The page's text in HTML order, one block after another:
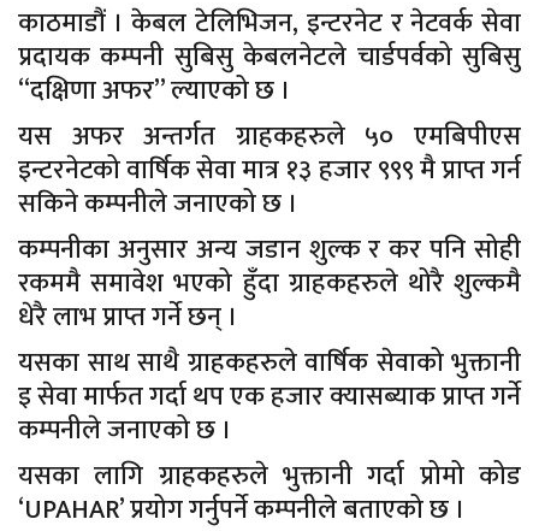
काठमाडौं । केबल टेलिभिजन, इन्टरनेट र नेटवर्क सेवा
प्रदायक कम्पनी सुबिसु केबलनेटले चार्डपर्वको सुबिसु
“दक्षिणा अफर” ल्याएको छ ।
यस अफर अन्तर्गत ग्राहकहरुले ५० एमबिपीएस
इन्टरनेटको वार्षिक सेवा मात्र १३ हजार ९९९ मै प्राप्त गर्न
सकिने कम्पनीले जनाएको छ ।
कम्पनीका अनुसार अन्य जडान शुल्क र कर पनि सोही
रकममै समावेश भएको हुँदा ग्राहकहरुले थोरै शुल्कमै
धेरै लाभ प्राप्त गर्ने छन् ।
यसका साथ साथै ग्राहकहरुले वार्षिक सेवाको भुक्तानी
इ सेवा मार्फत गर्दा थप एक हजार क्यासब्याक प्राप्त गर्ने
कम्पनीले जनाएको छ ।
यसका लागि ग्राहकहरुले भुक्तानी गर्दा प्रोमो कोड
‘UPAHAR’ प्रयोग गर्नुपर्ने कम्पनीले बताएको छ ।